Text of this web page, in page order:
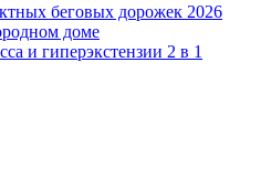
беговых дорожек 2026
доме
и гиперэкстензии 2 в 1